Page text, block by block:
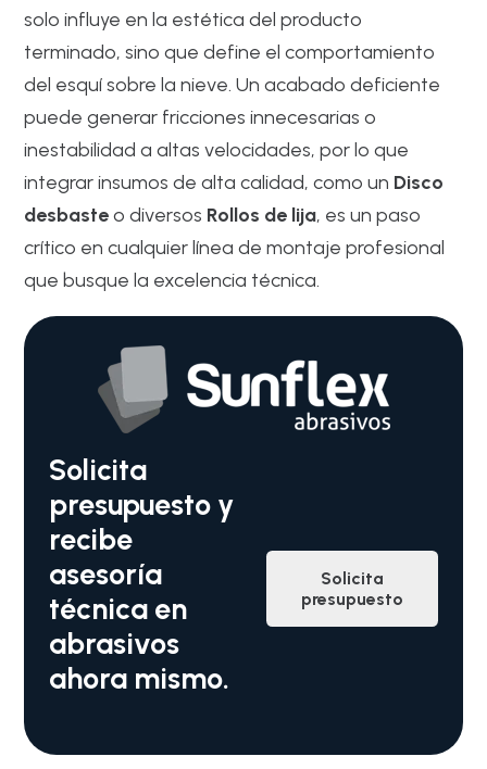
solo influye en la estética del producto
terminado, sino que define el comportamiento
del esquí sobre la nieve. Un acabado deficiente
puede generar fricciones innecesarias o
inestabilidad a altas velocidades, por lo que
integrar insumos de alta calidad, como un Disco
desbasteo diversos Rollos de lija, es un paso
crítico en cualquier línea de montaje profesional
que busque la excelencia técnica.
Solicita
presupuesto y
recibe
asesoría
técnica en
abrasivos
ahora mismo.
Solicita
presupuesto